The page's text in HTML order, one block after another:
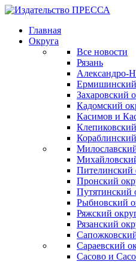
Главная
Округа
Все новости
Рязань
Александро-
Ермишинский
Захаровский
Кадомский
Касимов и
Пителинский
Пронский
Путятинский
Рыбновский
Ряжский
Рязанский
Сараевский
Сасово и